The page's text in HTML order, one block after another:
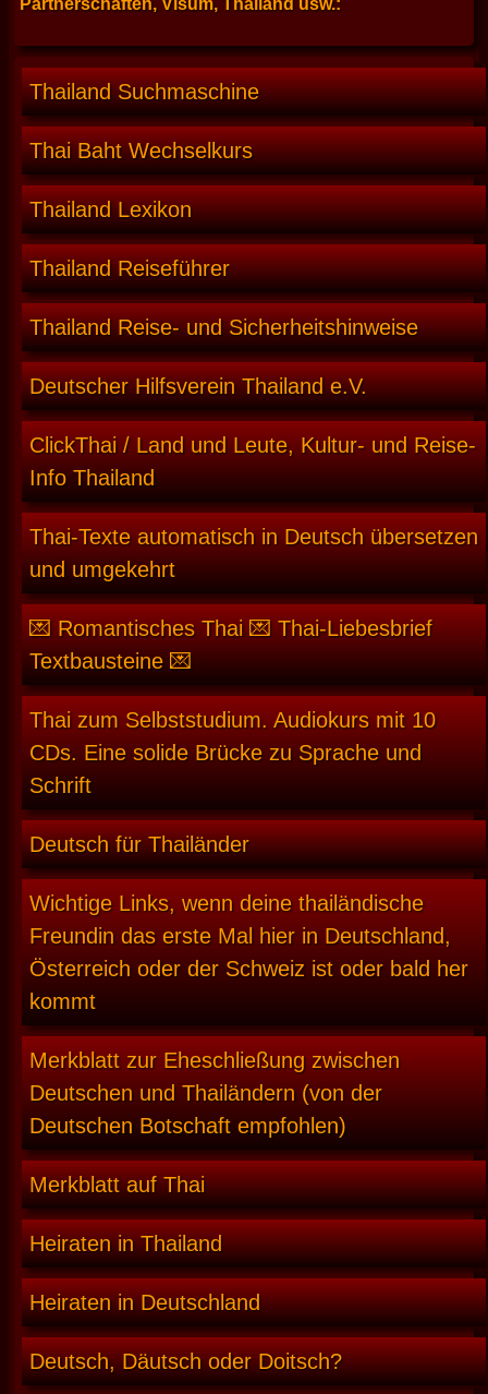
Partnerschaften, Visum, Thailand usw.:
Thailand Suchmaschine
Thai Baht Wechselkurs
Thailand Lexikon
Thailand Reiseführer
Thailand Reise- und Sicherheitshinweise
Deutscher Hilfsverein Thailand e.V.
ClickThai / Land und Leute, Kultur- und Reise-
Info Thailand
Thai-Texte automatisch in Deutsch übersetzen
und umgekehrt
💌 Romantisches Thai 💌 Thai-Liebesbrief
Textbausteine 💌
Thai zum Selbststudium. Audiokurs mit 10
CDs. Eine solide Brücke zu Sprache und
Schrift
Deutsch für Thailänder
Wichtige Links, wenn deine thailändische
Freundin das erste Mal hier in Deutschland,
Österreich oder der Schweiz ist oder bald her
kommt
Merkblatt zur Eheschließung zwischen
Deutschen und Thailändern (von der
Deutschen Botschaft empfohlen)
Merkblatt auf Thai
Heiraten in Thailand
Heiraten in Deutschland
Deutsch, Däutsch oder Doitsch?